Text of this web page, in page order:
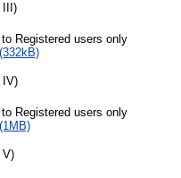
III)
Registered users only
IV)
Registered users only
V)